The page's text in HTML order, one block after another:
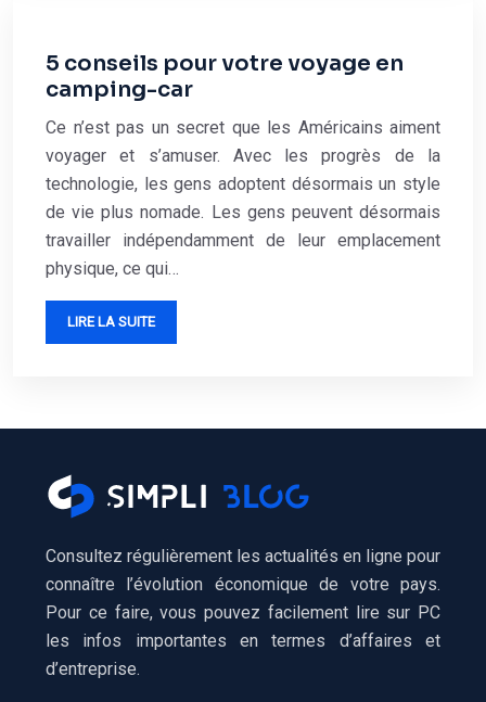
5 conseils pour votre voyage en
camping-car
Ce n’est pas un secret que les Américains aiment
voyager et s’amuser. Avec les progrès de la
technologie, les gens adoptent désormais un style
de vie plus nomade. Les gens peuvent désormais
travailler indépendamment de leur emplacement
physique, ce qui…
LIRE LA SUITE
Consultez régulièrement les actualités en ligne pour
connaître l’évolution économique de votre pays.
Pour ce faire, vous pouvez facilement lire sur PC
les infos importantes en termes d’affaires et
d’entreprise.